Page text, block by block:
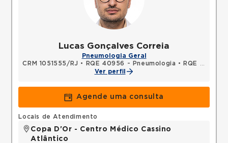
Lucas Gonçalves Correia
Pneumologia Geral
CRM 1051555/RJ • RQE 40956 - Pneumologia •
RQE 59422 - Medicina intensiva
Ver perfil
Agende uma consulta
Locais de Atendimento
Copa D'Or - Centro Médico Cassino
Atlântico